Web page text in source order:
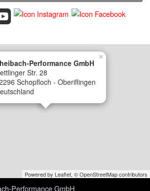
Performance GmbH
Str. 28
Schopfloch - Oberiflingen
×
Powered by Leaflet, © OpenStreetMap contributors
Performance GmbH